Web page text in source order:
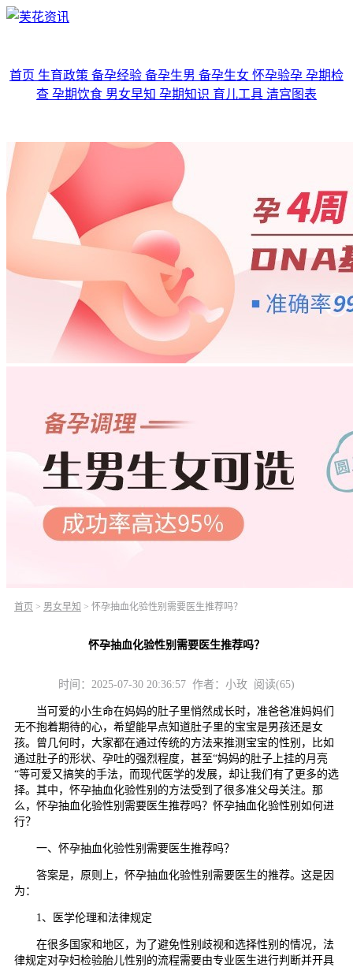
首页 生育政策 备孕经验 备孕生男 备孕生女 怀孕验孕 孕期检
查 孕期饮食 男女早知 孕期知识 育儿工具 清宫图表
首页 > 男女早知 > 怀孕抽血化验性别需要医生推荐吗？
怀孕抽血化验性别需要医生推荐吗？
时间：2025-07-30 20:36:57 作者：小玫 阅读(65)
当可爱的小生命在妈妈的肚子里悄然成长时，准爸爸准妈妈们
无不抱着期待的心，希望能早点知道肚子里的宝宝是男孩还是女
孩。曾几何时，大家都在通过传统的方法来推测宝宝的性别，比如
通过肚子的形状、孕吐的强烈程度，甚至“妈妈的肚子上挂的月亮
“等可爱又搞笑的手法，而现代医学的发展，却让我们有了更多的选
择。其中，怀孕抽血化验性别的方法受到了很多准父母关注。那
么，怀孕抽血化验性别需要医生推荐吗？怀孕抽血化验性别如何进
行？
一、怀孕抽血化验性别需要医生推荐吗？
答案是，原则上，怀孕抽血化验性别需要医生的推荐。这是因
为：
1、医学伦理和法律规定
在很多国家和地区，为了避免性别歧视和选择性别的情况，法
律规定对孕妇检验胎儿性别的流程需要由专业医生进行判断并开具